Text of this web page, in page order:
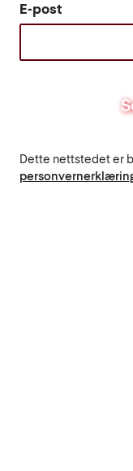
E-post
Dette nettstedet er